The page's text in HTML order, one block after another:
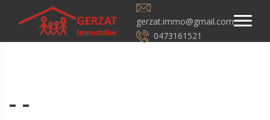
gerzat.immo@gmail.com
0473161521
- -